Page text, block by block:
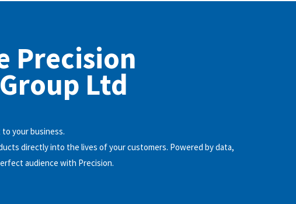
Precision
Ltd
your business.
directly into the lives of your customers. Powered by data,
audience with Precision.